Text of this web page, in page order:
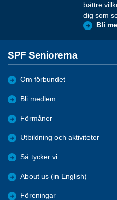
bättre
dig som
Bli
SPF Seniorerna
Om förbundet
Bli medlem
Förmåner
Utbildning och aktiviteter
Så tycker vi
About us (in English)
Föreningar